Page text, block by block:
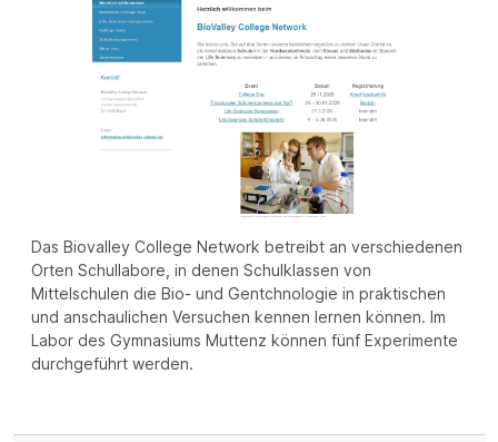
Das Biovalley College Network betreibt an verschiedenen
Orten Schullabore, in denen Schulklassen von
Mittelschulen die Bio- und Gentchnologie in praktischen
und anschaulichen Versuchen kennen lernen können. Im
Labor des Gymnasiums Muttenz können fünf Experimente
durchgeführt werden.